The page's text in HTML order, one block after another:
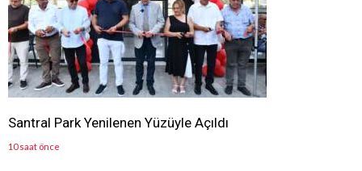
Santral Park Yenilenen Yüzüyle Açıldı
10 saat önce